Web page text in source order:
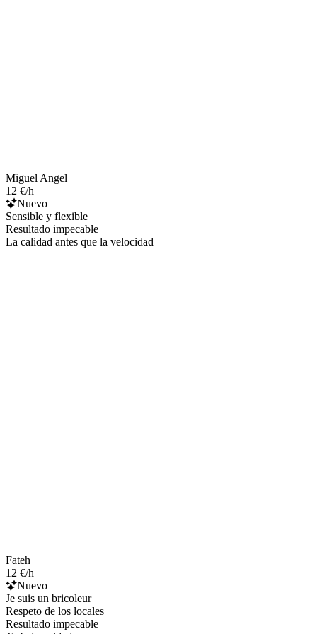
Miguel Angel
12 €/h
Nuevo
Sensible y flexible
Resultado impecable
La calidad antes que la velocidad
Fateh
12 €/h
Nuevo
Je suis un bricoleur
Respeto de los locales
Resultado impecable